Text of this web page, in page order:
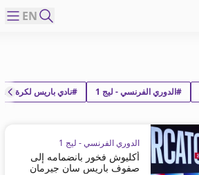
EN
#الدوري الفرنسي - ليج 1 #نادي باريس لكرة القدم
الدوري الفرنسي - ليج 1
أكليوش فخور بانضمامه إلى
صفوف باريس سان جيرمان